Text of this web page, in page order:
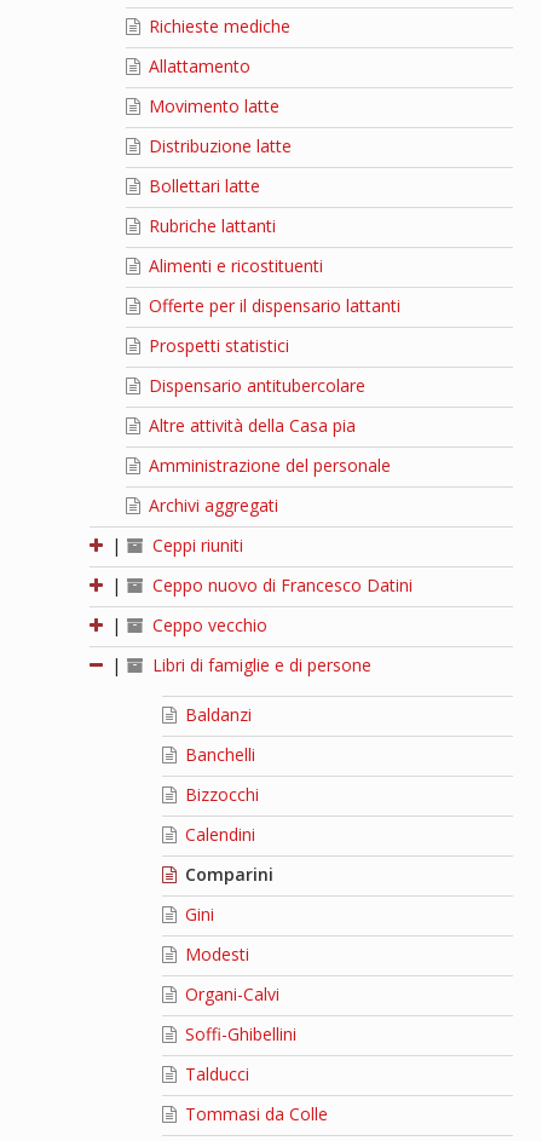
Richieste mediche
Allattamento
Movimento latte
Distribuzione latte
Bollettari latte
Rubriche lattanti
Alimenti e ricostituenti
Offerte per il dispensario lattanti
Prospetti statistici
Dispensario antitubercolare
Altre attività della Casa pia
Amministrazione del personale
Archivi aggregati
|
Ceppi riuniti
|
Ceppo nuovo di Francesco Datini
|
Ceppo vecchio
|
Libri di famiglie e di persone
Baldanzi
Banchelli
Bizzocchi
Calendini
Comparini
Gini
Modesti
Organi-Calvi
Soffi-Ghibellini
Talducci
Tommasi da Colle